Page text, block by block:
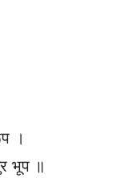
।
भूप ॥